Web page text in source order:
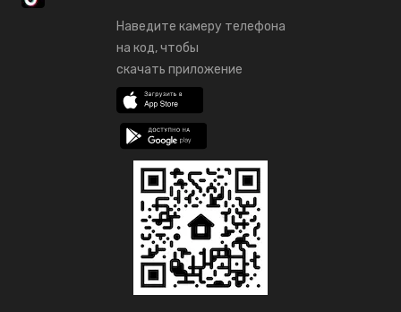
Наведите камеру телефона
на код, чтобы
скачать приложение